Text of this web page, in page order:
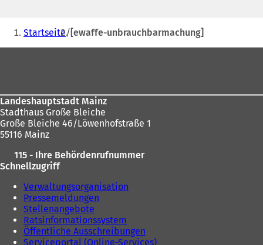
Sie
befinden
Startseite [ewaffe-unbrauchbarmachung]
Landeshauptstadt Mainz
Stadthaus Große Bleiche
Große Bleiche 46/Löwenhofstraße 1
55116 Mainz
115 - Ihre Behördenrufnummer
Schnellzugriff
Verwaltungsorganisation
Pressemeldungen
Stellenangebote
Ratsinformationssystem
Öffentliche Ausschreibungen
Serviceportal (Online-Services)